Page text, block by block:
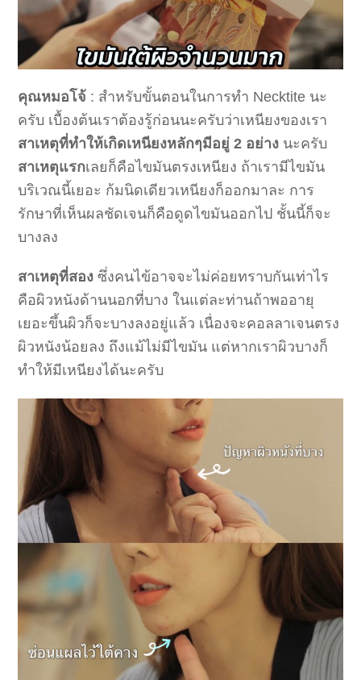
คุณหมอโจ้ : สำหรับขั้นตอนในการทำ Necktite นะ
ครับ เบื้องต้นเราต้องรู้ก่อนนะครับว่าเหนียงของเรา
สาเหตุที่ทำให้เกิดเหนียงหลักๆมีอยู่ 2 อย่าง นะครับ
สาเหตุแรกเลยก็คือไขมันตรงเหนียง ถ้าเรามีไขมัน
บริเวณนี้เยอะ ก้มนิดเดียวเหนียงก็ออกมาละ การ
รักษาที่เห็นผลชัดเจนก็คือดูดไขมันออกไป ชั้นนี้ก็จะ
บางลง
สาเหตุที่สอง ซึ่งคนไข้อาจจะไม่ค่อยทราบกันเท่าไร
คือผิวหนังด้านนอกที่บาง ในแต่ละท่านถ้าพออายุ
เยอะขึ้นผิวก็จะบางลงอยู่แล้ว เนื่องจะคอลลาเจนตรง
ผิวหนังน้อยลง ถึงแม้ไม่มีไขมัน แต่หากเราผิวบางก็
ทำให้มีเหนียงได้นะครับ